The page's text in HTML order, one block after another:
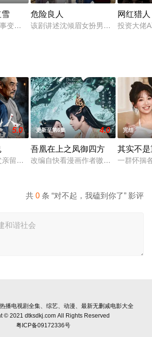
事变后，东北军战士双龙所在部队遭到日军
危险良人
该剧讲述沈倾眉女扮男装成为橘井县
网红猎人
投资大佬
5.0
留下的白事馆，本想低调扎纸维生，却因
更新至第6集 4.0
吾凰在上之凤御四方
改编自快看漫画作者嗷小泽的独家连
完结
其实不
一群怀揣
共0 条 “对不起，我磕到你了” 影评
播电视剧全集、综艺、动漫、最新无删减电影大全
© 2021 dtksdkj.com All Rights Reserved
粤ICP备09172336号